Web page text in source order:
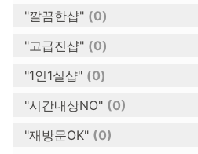
"깔끔한샵" (0)
"고급진샵" (0)
"1인1실샵" (0)
"시간내상NO" (0)
"재방문OK" (0)